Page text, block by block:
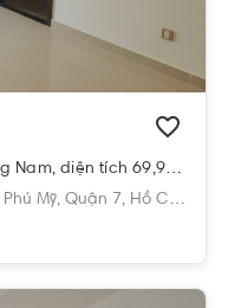
Căn hộ Q7 Boulevard hướng Đông Nam, diện tích 69,95 m²
Phú Mỹ, Quận 7, Hồ Chí Minh